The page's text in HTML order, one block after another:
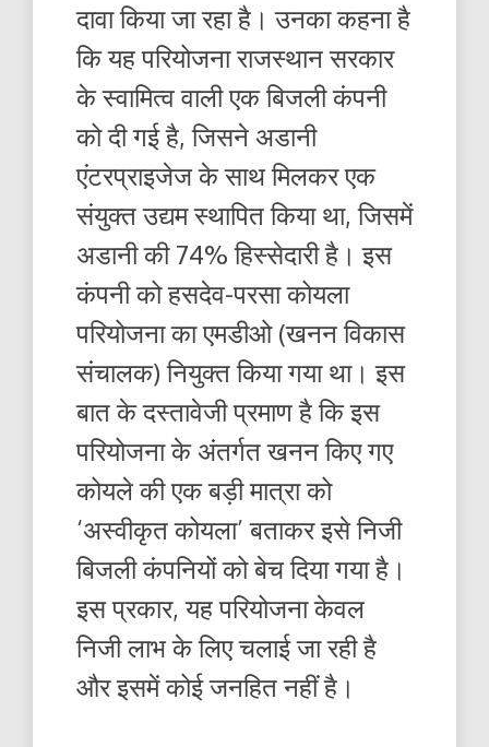
दावा किया जा रहा है। उनका कहना है
कि यह परियोजना राजस्थान सरकार
के स्वामित्व वाली एक बिजली कंपनी
को दी गई है, जिसने अडानी
एंटरप्राइजेज के साथ मिलकर एक
संयुक्त उद्यम स्थापित किया था, जिसमें
अडानी की 74% हिस्सेदारी है। इस
कंपनी को हसदेव-परसा कोयला
परियोजना का एमडीओ (खनन विकास
संचालक) नियुक्त किया गया था। इस
बात के दस्तावेजी प्रमाण है कि इस
परियोजना के अंतर्गत खनन किए गए
कोयले की एक बड़ी मात्रा को
‘अस्वीकृत कोयला’ बताकर इसे निजी
बिजली कंपनियों को बेच दिया गया है।
इस प्रकार, यह परियोजना केवल
निजी लाभ के लिए चलाई जा रही है
और इसमें कोई जनहित नहीं है।